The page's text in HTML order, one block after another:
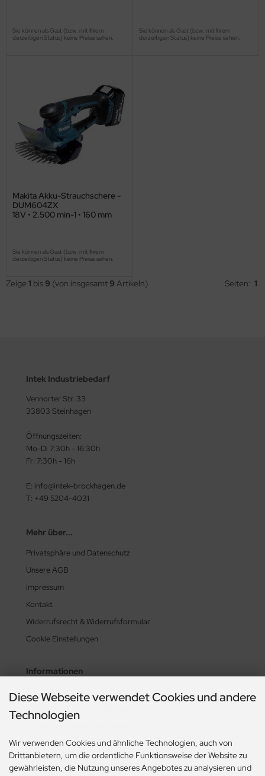
Sie können als Gast (bzw. mit Ihrem
derzeitigen Status) keine Preise sehen.
Sie können als Gast (bzw. mit Ihrem
derzeitigen Status) keine Preise sehen.
Makita Akku-Strauchschere -
DUM604ZX
18V • 2.500 min-1 • 160 mm
Sie können als Gast (bzw. mit Ihrem
derzeitigen Status) keine Preise sehen.
Zeige 1 bis 9 (von insgesamt 9 Artikeln) Seiten: 1
Intek Industriebedarf
Vennorter Str. 33
33803 Steinhagen
Öffnungszeiten:
Mo-Di 7:30h - 16:30h
Fr: 7:30h - 16h
E: info@intek-brockhagen.de
T: +49 5204-4031
Mehr über...
Privatsphäre und Datenschutz
Unsere AGB
Impressum
Kontakt
Widerrufsrecht & Widerrufsformular
Cookie Einstellungen
Informationen
Zahlung & Versand
Lieferzeit & Lieferbedingungen
Historie? Fehlanzeige!
Aktionsheft Sommer 2026
Diese Webseite verwendet Cookies und andere
Technologien
Wir verwenden Cookies und ähnliche Technologien, auch von
Drittanbietern, um die ordentliche Funktionsweise der Website zu
gewährleisten, die Nutzung unseres Angebotes zu analysieren und